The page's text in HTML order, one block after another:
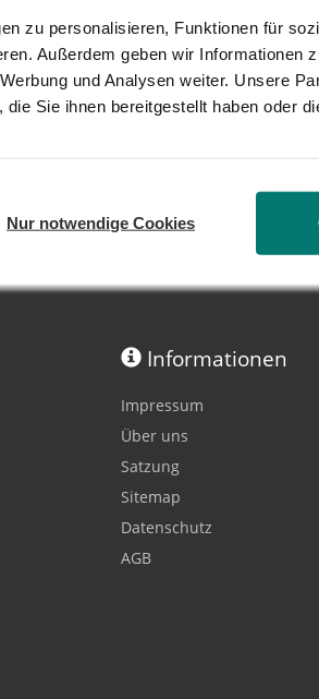
zu personalisieren, Funktionen für
Außerdem geben wir Informationen
und Analysen weiter. Unsere
Sie ihnen bereitgestellt haben oder
Nur notwendige Cookies
prangert DSW-
sollte das
Dreck zu ziehen. Doch nun
weiter.
„dsw@dsw-info.de“ bei der
Informationen
Impressum
Über uns
Satzung
Sitemap
Datenschutz
AGB